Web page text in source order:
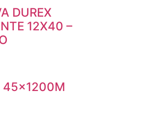
DUREX
12X40 –
45x1200M